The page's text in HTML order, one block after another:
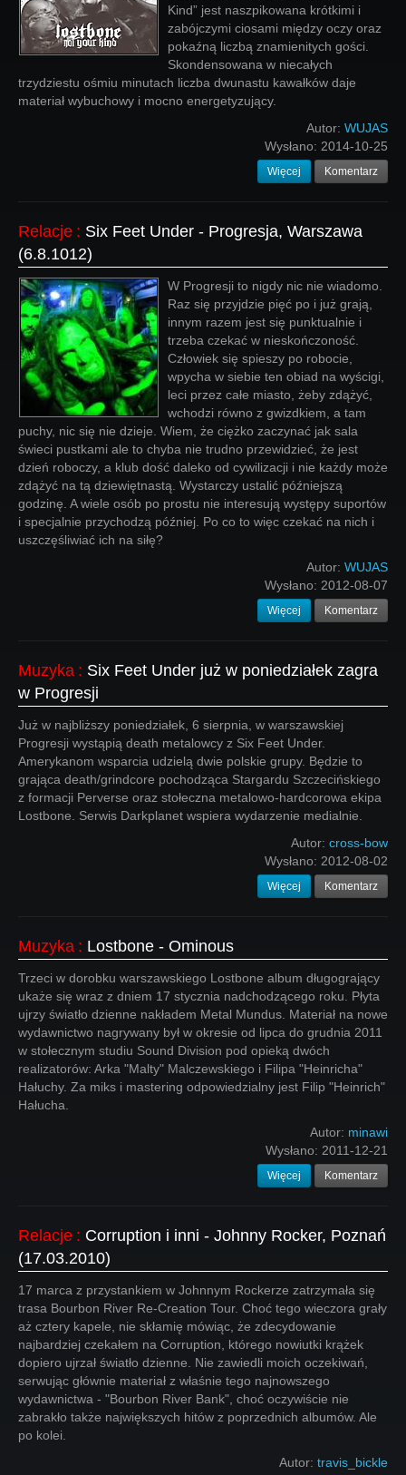
Kind” jest naszpikowana krótkimi i
zabójczymi ciosami między oczy oraz
pokaźną liczbą znamienitych gości.
Skondensowana w niecałych
trzydziestu ośmiu minutach liczba dwunastu kawałków daje
materiał wybuchowy i mocno energetyzujący.
Autor: WUJAS
Wysłano: 2014-10-25
Więcej Komentarz
Relacje : Six Feet Under - Progresja, Warszawa
(6.8.1012)
W Progresji to nigdy nic nie wiadomo.
Raz się przyjdzie pięć po i już grają,
innym razem jest się punktualnie i
trzeba czekać w nieskończoność.
Człowiek się spieszy po robocie,
wpycha w siebie ten obiad na wyścigi,
leci przez całe miasto, żeby zdążyć,
wchodzi równo z gwizdkiem, a tam
puchy, nic się nie dzieje. Wiem, że ciężko zaczynać jak sala
świeci pustkami ale to chyba nie trudno przewidzieć, że jest
dzień roboczy, a klub dość daleko od cywilizacji i nie każdy może
zdążyć na tą dziewiętnastą. Wystarczy ustalić późniejszą
godzinę. A wiele osób po prostu nie interesują występy suportów
i specjalnie przychodzą później. Po co to więc czekać na nich i
uszczęśliwiać ich na siłę?
Autor: WUJAS
Wysłano: 2012-08-07
Więcej Komentarz
Muzyka : Six Feet Under już w poniedziałek zagra
w Progresji
Już w najbliższy poniedziałek, 6 sierpnia, w warszawskiej
Progresji wystąpią death metalowcy z Six Feet Under.
Amerykanom wsparcia udzielą dwie polskie grupy. Będzie to
grająca death/grindcore pochodząca Stargardu Szczecińskiego
z formacji Perverse oraz stołeczna metalowo-hardcorowa ekipa
Lostbone. Serwis Darkplanet wspiera wydarzenie medialnie.
Autor: cross-bow
Wysłano: 2012-08-02
Więcej Komentarz
Muzyka : Lostbone - Ominous
Trzeci w dorobku warszawskiego Lostbone album długogrający
ukaże się wraz z dniem 17 stycznia nadchodzącego roku. Płyta
ujrzy światło dzienne nakładem Metal Mundus. Materiał na nowe
wydawnictwo nagrywany był w okresie od lipca do grudnia 2011
w stołecznym studiu Sound Division pod opieką dwóch
realizatorów: Arka "Malty" Malczewskiego i Filipa "Heinricha"
Hałuchy. Za miks i mastering odpowiedzialny jest Filip "Heinrich"
Hałucha.
Autor: minawi
Wysłano: 2011-12-21
Więcej Komentarz
Relacje : Corruption i inni - Johnny Rocker, Poznań
(17.03.2010)
17 marca z przystankiem w Johnnym Rockerze zatrzymała się
trasa Bourbon River Re-Creation Tour. Choć tego wieczora grały
aż cztery kapele, nie skłamię mówiąc, że zdecydowanie
najbardziej czekałem na Corruption, którego nowiutki krążek
dopiero ujrzał światło dzienne. Nie zawiedli moich oczekiwań,
serwując głównie materiał z właśnie tego najnowszego
wydawnictwa - "Bourbon River Bank", choć oczywiście nie
zabrakło także największych hitów z poprzednich albumów. Ale
po kolei.
Autor: travis_bickle